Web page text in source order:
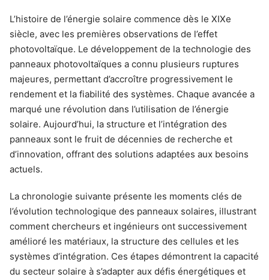
L’histoire de l’énergie solaire commence dès le XIXe
siècle, avec les premières observations de l’effet
photovoltaïque. Le développement de la technologie des
panneaux photovoltaïques a connu plusieurs ruptures
majeures, permettant d’accroître progressivement le
rendement et la fiabilité des systèmes. Chaque avancée a
marqué une révolution dans l’utilisation de l’énergie
solaire. Aujourd’hui, la structure et l’intégration des
panneaux sont le fruit de décennies de recherche et
d’innovation, offrant des solutions adaptées aux besoins
actuels.
La chronologie suivante présente les moments clés de
l’évolution technologique des panneaux solaires, illustrant
comment chercheurs et ingénieurs ont successivement
amélioré les matériaux, la structure des cellules et les
systèmes d’intégration. Ces étapes démontrent la capacité
du secteur solaire à s’adapter aux défis énergétiques et